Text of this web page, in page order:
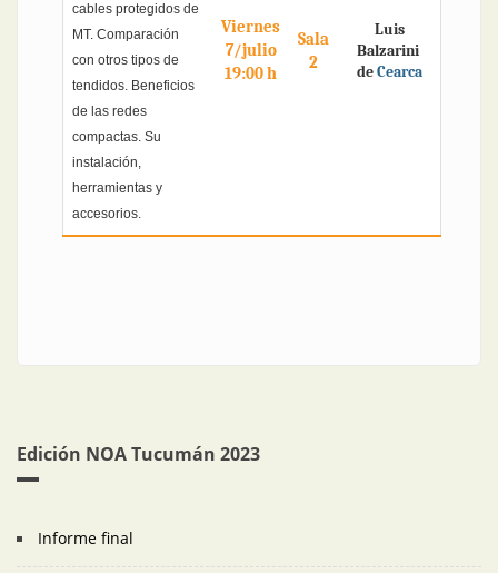
cables protegidos de
MT. Comparación
con otros tipos de
tendidos. Beneficios
de las redes
compactas. Su
instalación,
herramientas y
accesorios.
Viernes
7/julio
19:00 h
Sala
2
Luis
Balzarini
deCearca
Edición NOA Tucumán 2023
Informe final